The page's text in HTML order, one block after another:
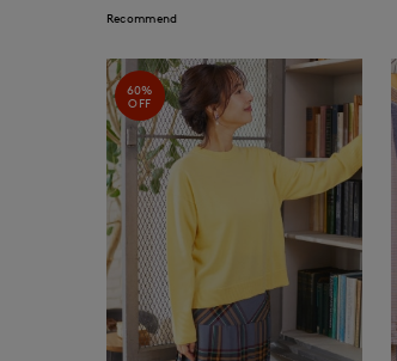
Recommend
60%
OFF